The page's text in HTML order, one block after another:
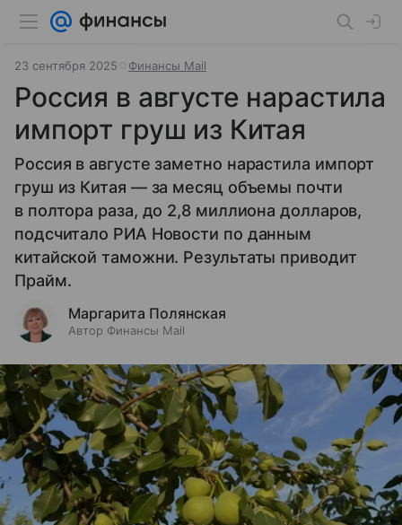
23 сентября 2025 Финансы Mail
Россия в августе нарастила
импорт груш из Китая
Россия в августе заметно нарастила импорт
груш из Китая — за месяц объемы почти
в полтора раза, до 2,8 миллиона долларов,
подсчитало РИА Новости по данным
китайской таможни. Результаты приводит
Прайм.
Маргарита Полянская
Автор Финансы Mail